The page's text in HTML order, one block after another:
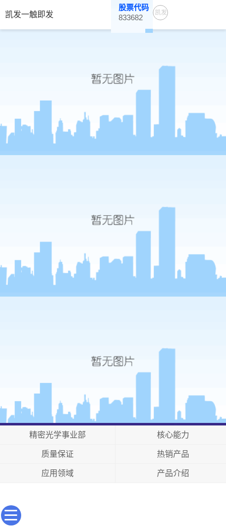
凯发一触即发
股票代码
833682
凯发
精密光学事业部 核心能力
质量保证 热销产品
应用领域 产品介绍